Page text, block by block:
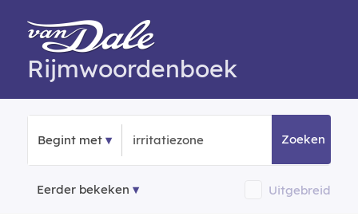
Rijmwoordenboek
Begint met Zoeken
Eerder bekeken Uitgebreid